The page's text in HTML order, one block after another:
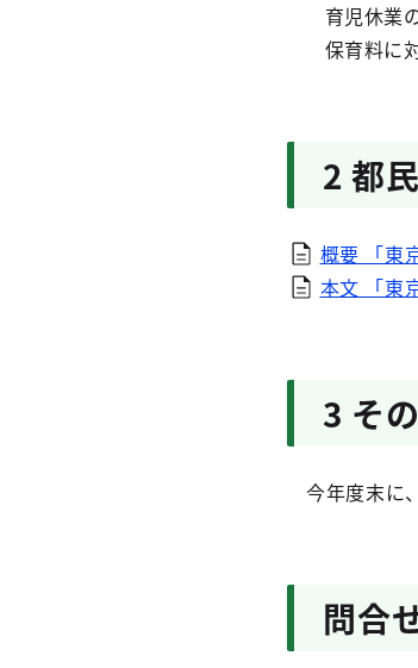
育児休業
保育料に
2 都
概要 「東
本文 「東
3 そ
今年度末に
問合